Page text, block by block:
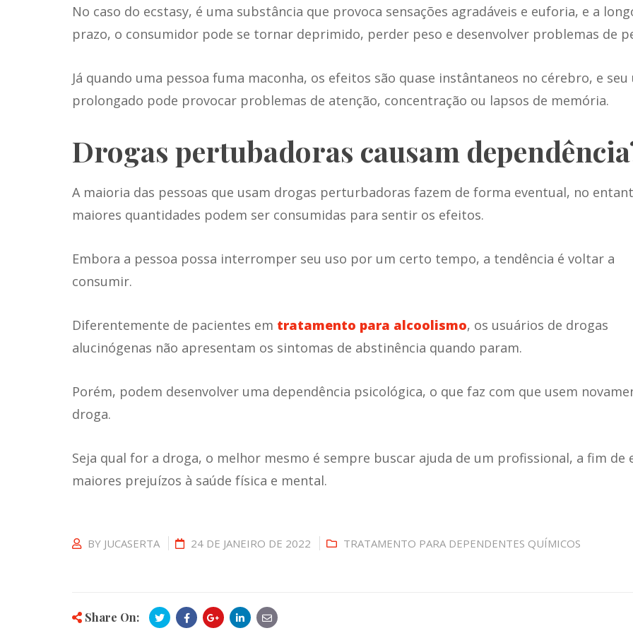
No caso do ecstasy, é uma substância que provoca sensações agradáveis e euforia, e a
prazo, o consumidor pode se tornar deprimido, perder peso e desenvolver problemas de
Já quando uma pessoa fuma maconha, os efeitos são quase instântaneos no cérebro, e seu
prolongado pode provocar problemas de atenção, concentração ou lapsos de memória.
Drogas pertubadoras causam
A maioria das pessoas que usam drogas perturbadoras fazem de forma eventual, no
maiores quantidades podem ser consumidas para sentir os efeitos.
Embora a pessoa possa interromper seu uso por um certo tempo, a tendência é voltar a
consumir.
Diferentemente de pacientes em tratamento para alcoolismo, os usuários de drogas
alucinógenas não apresentam os sintomas de abstinência quando param.
Porém, podem desenvolver uma dependência psicológica, o que faz com que usem
droga.
Seja qual for a droga, o melhor mesmo é sempre buscar ajuda de um profissional, a fim de
maiores prejuízos à saúde física e mental.
BY JUCASERTA 24 DE JANEIRO DE 2022 TRATAMENTO PARA DEPENDENTES QUÍMICOS
Share On: